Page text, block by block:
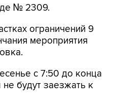
№ 2309.
ограничений 9
мероприятия
с 7:50 до конца
будут заезжать к